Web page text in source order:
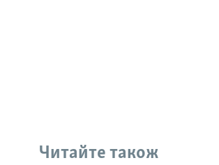
Читайте також